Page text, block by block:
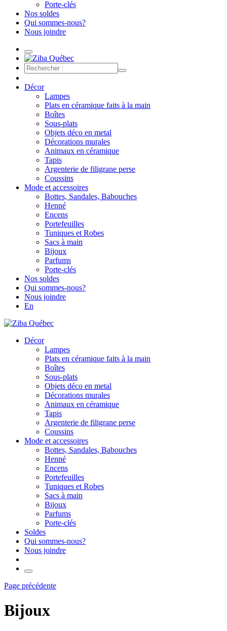
Porte-clés
Nos soldes
Qui sommes-nous?
Nous joindre
Décor
Lampes
Plats en céramique faits à la main
Boîtes
Sous-plats
Objets déco en metal
Décorations murales
Animaux en céramique
Tapis
Argenterie de filigrane perse
Coussins
Mode et accessoires
Bottes, Sandales, Babouches
Henné
Encens
Portefeuilles
Tuniques et Robes
Sacs à main
Bijoux
Parfums
Porte-clés
Nos soldes
Qui sommes-nous?
Nous joindre
En
Décor
Lampes
Plats en céramique faits à la main
Boîtes
Sous-plats
Objets déco en metal
Décorations murales
Animaux en céramique
Tapis
Argenterie de filigrane perse
Coussins
Mode et accessoires
Bottes, Sandales, Babouches
Henné
Encens
Portefeuilles
Tuniques et Robes
Sacs à main
Bijoux
Parfums
Porte-clés
Soldes
Qui sommes-nous?
Nous joindre
Page précédente
Bijoux